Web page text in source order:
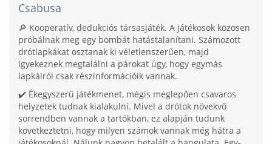
Csabusa
🔎 Kooperatív, dedukciós társasjáték. A játékosok közösen
próbálnak meg egy bombát hatástalanítani. Számozott
drótlapkákat osztanak ki véletlenszerűen, majd
igyekeznek megtalálni a párokat úgy, hogy egymás
lapkáiról csak részinformációik vannak.
✔️ Ékegyszerű játékmenet, mégis meglepően csavaros
helyzetek tudnak kialakulni. Mivel a drótok növekvő
sorrendben vannak a tartókban, ez alapján tudunk
következtetni, hogy milyen számok vannak még hátra a